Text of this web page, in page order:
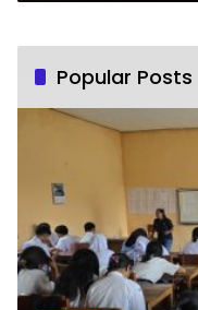
Popular Posts